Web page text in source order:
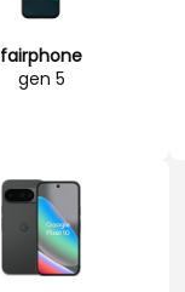
fairphone
gen 5